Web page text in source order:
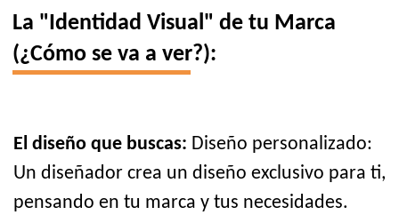
La "Identidad Visual" de tu Marca
(¿Cómo se va a ver?):
El diseño que buscas: Diseño personalizado:
Un diseñador crea un diseño exclusivo para ti,
pensando en tu marca y tus necesidades.